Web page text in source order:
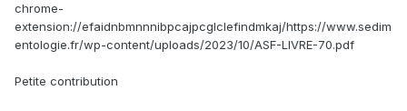
chrome-
extension://efaidnbmnnnibpcajpcglclefindmkaj/https://www.sedim
entologie.fr/wp-content/uploads/2023/10/ASF-LIVRE-70.pdf
Petite contribution